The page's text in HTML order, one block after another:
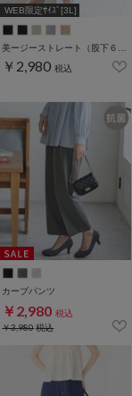
WEB限定ｻｲｽﾞ[3L]
美ージーストレート（股下６２ｃｍ）
￥2,980 税込
カーブパンツ
￥2,980 税込
￥3,980税込